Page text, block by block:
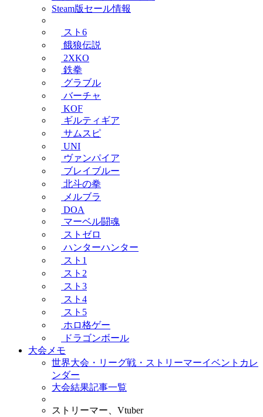
Steam版セール情報
スト6
餓狼伝説
2XKO
鉄拳
グラブル
バーチャ
KOF
ギルティギア
サムスピ
UNI
ヴァンパイア
ブレイブルー
北斗の拳
メルブラ
DOA
マーベル闘魂
ストゼロ
ハンターハンター
スト1
スト2
スト3
スト4
スト5
ホロ格ゲー
ドラゴンボール
大会メモ
世界大会・リーグ戦・ストリーマーイベントカレ
ンダー
大会結果記事一覧
ストリーマー、Vtuber